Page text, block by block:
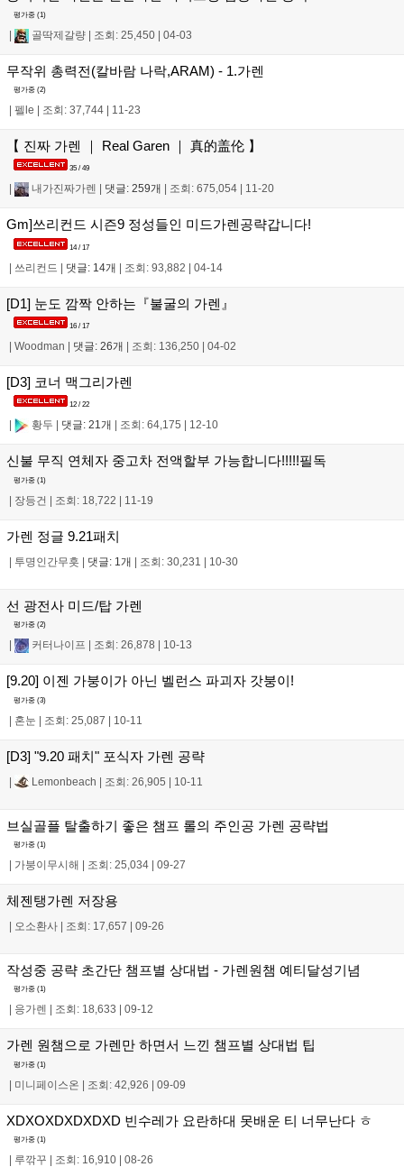
평가중 (1)
| 골딱제갈량 | 조회: 25,450 | 04-03
무작위 총력전(칼바람 나락,ARAM) - 1.가렌
평가중 (2)
펠le 조회: 37,744 11-23
【 진짜 가렌 ｜ Real Garen ｜ 真的盖伦 】
35 / 49
내가진짜가렌 댓글: 259개 조회: 675,054 11-20
Gm]쓰리컨드 시즌9 정성들인 미드가렌공략갑니다!
14 / 17
| 쓰리컨드 | 댓글: 14개 | 조회: 93,882 | 04-14
[D1] 눈도 깜짝 안하는『불굴의 가렌』
16 / 17
Woodman 댓글: 26개 조회: 136,250 04-02
[D3] 코너 맥그리가렌
12 / 22
황두 댓글: 21개 조회: 64,175 12-10
신불 무직 연체자 중고차 전액할부 가능합니다!!!!!필독
평가중 (1)
| 장등건 | 조회: 18,722 | 11-19
가렌 정글 9.21패치
| 투명인간무흣 | 댓글: 1개 | 조회: 30,231 | 10-30
선 광전사 미드/탑 가렌
평가중 (2)
커터나이프 조회: 26,878 10-13
[9.20] 이젠 가붕이가 아닌 벨런스 파괴자 갓붕이!
평가중 (3)
| 혼눈 | 조회: 25,087 | 10-11
[D3] "9.20 패치" 포식자 가렌 공략
| Lemonbeach | 조회: 26,905 | 10-11
브실골플 탈출하기 좋은 챔프 롤의 주인공 가렌 공략법
평가중 (1)
가붕이무시해 조회: 25,034 09-27
체젠탱가렌 저장용
오소환사 조회: 17,657 09-26
작성중 공략 초간단 챔프별 상대법 - 가렌원챔 예티달성기념
평가중 (1)
응가렌 조회: 18,633 09-12
가렌 원챔으로 가렌만 하면서 느낀 챔프별 상대법 팁
평가중 (1)
| 미니페이스온 | 조회: 42,926 | 09-09
XDXOXDXDXDXD 빈수레가 요란하대 못배운 티 너무난다 ㅎ
평가중 (1)
루깎꾸 조회: 16,910 08-26